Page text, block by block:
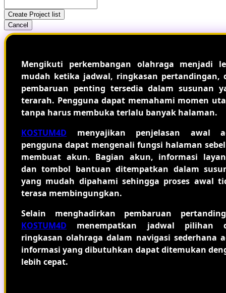
Create Project list
Cancel
Mengikuti perkembangan olahraga menjadi
mudah ketika jadwal, ringkasan pertandingan,
pembaruan penting tersedia dalam susunan
terarah. Pengguna dapat memahami momen
tanpa harus membuka terlalu banyak halaman.
KOSTUM4D menyajikan penjelasan awal
pengguna dapat mengenali fungsi halaman
membuat akun. Bagian akun, informasi
dan tombol bantuan ditempatkan dalam
yang mudah dipahami sehingga proses awal
terasa membingungkan.
Selain menghadirkan pembaruan
KOSTUM4D menempatkan jadwal pilihan
ringkasan olahraga dalam navigasi sederhana
informasi yang dibutuhkan dapat ditemukan
lebih cepat.